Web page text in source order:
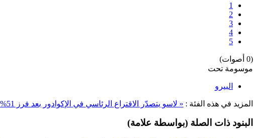
1
2
3
4
5
(0 أصوات)
موسومة تحت
البيرو
المزيد في هذه الفئة : « لاسو يتصدّر الاقتراع الرئاسي في الإكوادور بعد فرز 51% من الأصوات
البنود ذات الصلة (بواسطة علامة)